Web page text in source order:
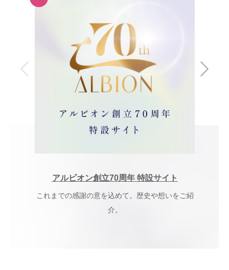
アルビオン創立70周年 特設サイト
これまでの感謝の意を込めて。歴史や想いをご紹
介。